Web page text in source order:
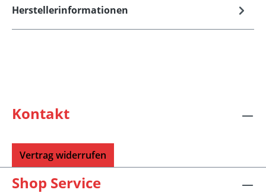
Herstellerinformationen
Kontakt
Vertrag widerrufen
Shop Service